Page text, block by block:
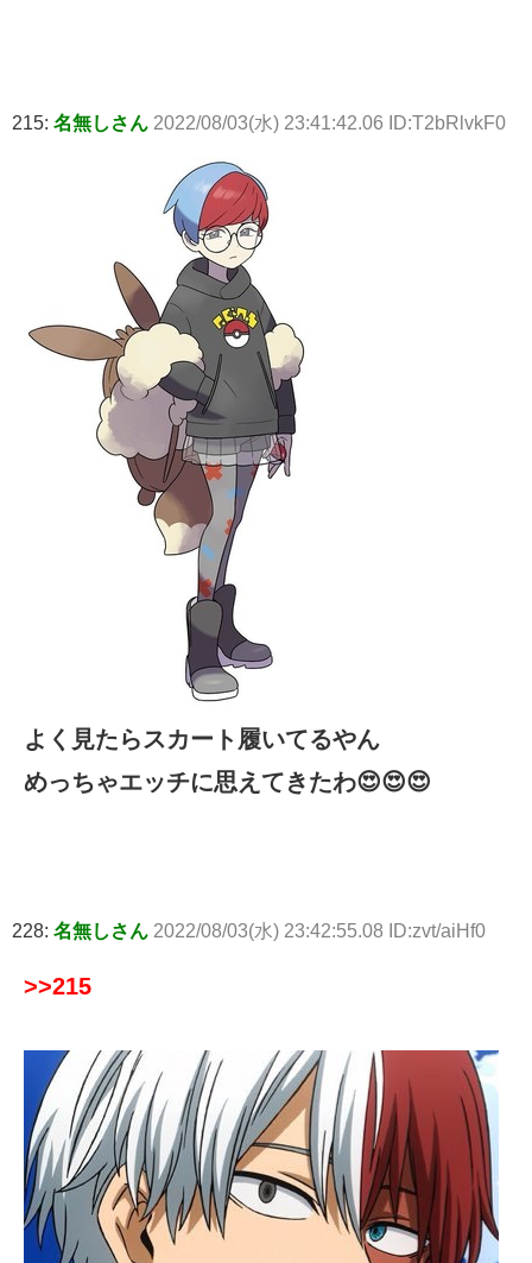
215: 名無しさん 2022/08/03(水) 23:41:42.06 ID:T2bRlvkF0
よく見たらスカート履いてるやん
めっちゃエッチに思えてきたわ😍😍😍
228: 名無しさん 2022/08/03(水) 23:42:55.08 ID:zvt/aiHf0
>>215